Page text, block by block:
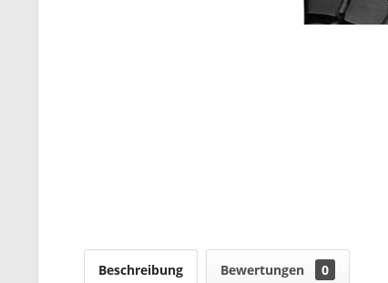
Beschreibung Bewertungen 0